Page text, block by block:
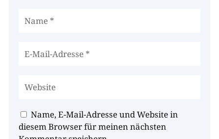
Name, E-Mail-Adresse und Website in
diesem Browser für meinen nächsten